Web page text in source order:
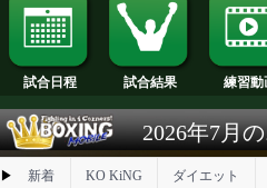
試合日程 試合結果